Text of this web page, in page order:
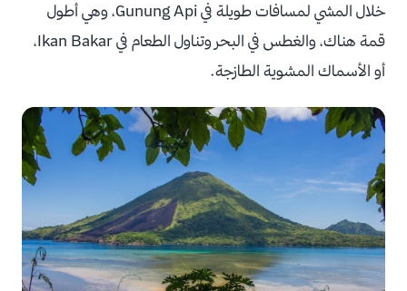
خلال المشي لمسافات طويلة في Gunung Api، وهي أطول
قمة هناك، والغطس في البحر وتناول الطعام في Ikan Bakar،
أو الأسماك المشوية الطازجة.